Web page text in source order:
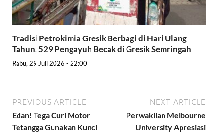
Tradisi Petrokimia Gresik Berbagi di Hari Ulang
Tahun, 529 Pengayuh Becak di Gresik Semringah
Rabu, 29 Juli 2026 - 22:00
PREVIOUS ARTICLE
Edan! Tega Curi Motor
Tetangga Gunakan Kunci
NEXT ARTICLE
Perwakilan Melbourne
University Apresiasi